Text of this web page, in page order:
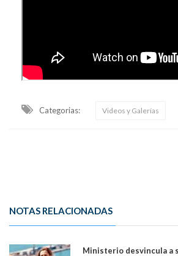
Categorias: Videos y Galerías
NOTAS RELACIONADAS
Ministerio desvincula a